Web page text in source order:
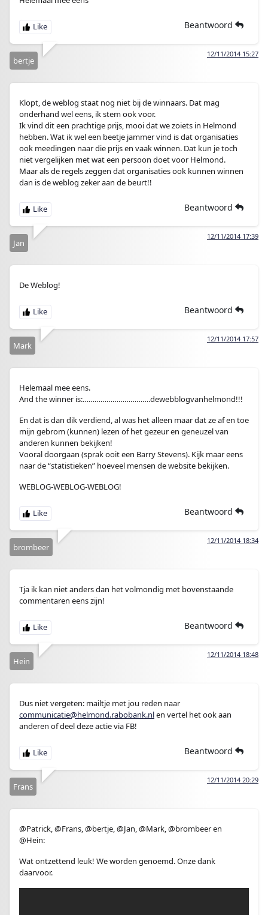
Beantwoord
12/11/2014 15:27
bertje
Klopt, de weblog staat nog niet bij de winnaars. Dat mag
onderhand wel eens, ik stem ook voor.
Ik vind dit een prachtige prijs, mooi dat we zoiets in Helmond
hebben. Wat ik wel een beetje jammer vind is dat organisaties
ook meedingen naar die prijs en vaak winnen. Dat kun je toch
niet vergelijken met wat een persoon doet voor Helmond.
Maar als de regels zeggen dat organisaties ook kunnen winnen
dan is de weblog zeker aan de beurt!!
Beantwoord
12/11/2014 17:39
Jan
De Weblog!
Beantwoord
12/11/2014 17:57
Mark
Helemaal mee eens.
And the winner is:…………………………….dewebblogvanhelmond!!!
En dat is dan dik verdiend, al was het alleen maar dat ze af en toe
mijn gebrom (kunnen) lezen of het gezeur en geneuzel van
anderen kunnen bekijken!
Vooral doorgaan (sprak ooit een Barry Stevens). Kijk maar eens
naar de “statistieken” hoeveel mensen de website bekijken.
WEBLOG-WEBLOG-WEBLOG!
Beantwoord
12/11/2014 18:34
brombeer
Tja ik kan niet anders dan het volmondig met bovenstaande
commentaren eens zijn!
Beantwoord
12/11/2014 18:48
Hein
Dus niet vergeten: mailtje met jou reden naar
communicatie@helmond.rabobank.nlen vertel het ook aan
anderen of deel deze actie via FB!
Beantwoord
12/11/2014 20:29
Frans
@Patrick, @Frans, @bertje, @Jan, @Mark, @brombeer en
@Hein:
Wat ontzettend leuk! We worden genoemd. Onze dank
daarvoor.